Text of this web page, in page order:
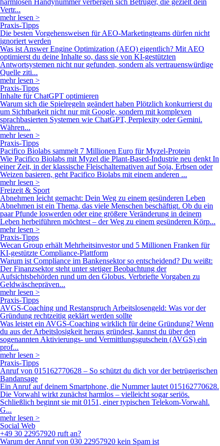
harmlosen Handynummer verbergen sich Betrüger, die gezielt dein
Vertr...
mehr lesen >
Praxis-Tipps
Die besten Vorgehensweisen für AEO-Marketingteams dürfen nicht
ignoriert werden
Was ist Answer Engine Optimization (AEO) eigentlich? Mit AEO
optimierst du deine Inhalte so, dass sie von KI-gestützten
Antwortsystemen nicht nur gefunden, sondern als vertrauenswürdige
Quelle ziti...
mehr lesen >
Praxis-Tipps
Inhalte für ChatGPT optimieren
Warum sich die Spielregeln geändert haben Plötzlich konkurrierst du
um Sichtbarkeit nicht nur mit Google, sondern mit komplexen
sprachbasierten Systemen wie ChatGPT, Perplexity oder Gemini.
Währen...
mehr lesen >
Praxis-Tipps
Pacifico Biolabs sammelt 7 Millionen Euro für Myzel-Protein
Wie Pacifico Biolabs mit Myzel die Plant-Based-Industrie neu denkt In
einer Zeit, in der klassische Fleischalternativen auf Soja, Erbsen oder
Weizen basieren, geht Pacifico Biolabs mit einem anderen ...
mehr lesen >
Freizeit & Sport
Abnehmen leicht gemacht: Dein Weg zu einem gesünderen Leben
Abnehmen ist ein Thema, das viele Menschen beschäftigt. Ob du ein
paar Pfunde loswerden oder eine größere Veränderung in deinem
Leben herbeiführen möchtest – der Weg zu einem gesünderen Körp...
mehr lesen >
Praxis-Tipps
Wecan Group erhält Mehrheitsinvestor und 5 Millionen Franken für
KI-gestützte Compliance-Plattform
Warum ist Compliance im Bankensektor so entscheidend? Du weißt:
Der Finanzsektor steht unter stetiger Beobachtung der
Aufsichtsbehörden rund um den Globus. Verbriefte Vorgaben zu
Geldwäschepräven...
mehr lesen >
Praxis-Tipps
AVGS-Coaching und Restanspruch Arbeitslosengeld: Was vor der
Gründung rechtzeitig geklärt werden sollte
Was leistet ein AVGS-Coaching wirklich für deine Gründung? Wenn
du aus der Arbeitslosigkeit heraus gründest, kannst du über den
sogenannten Aktivierungs- und Vermittlungsgutschein (AVGS) ein
prof...
mehr lesen >
Praxis-Tipps
Anruf von 015162770628 – So schützt du dich vor der betrügerischen
Bandansage
Ein Anruf auf deinem Smartphone, die Nummer lautet 015162770628.
Die Vorwahl wirkt zunächst harmlos – vielleicht sogar seriös.
Schließlich beginnt sie mit 0151, einer typischen Telekom-Vorwahl.
G...
mehr lesen >
Social Web
+49 30 22957920 ruft an?
Warum der Anruf von 030 22957920 kein Spam ist